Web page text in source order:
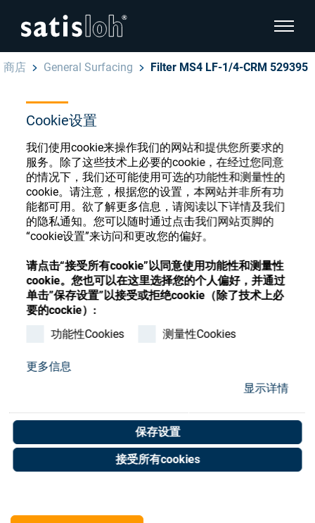
Cookie设置
我们使用cookie来操作我们的网站和提供您所要求的
服务。除了这些技术上必要的cookie，在经过您同意
的情况下，我们还可能使用可选的功能性和测量性的
cookie。请注意，根据您的设置，本网站并非所有功
能都可用。欲了解更多信息，请阅读以下详情及我们
的隐私通知。您可以随时通过点击我们网站页脚的
“cookie设置”来访问和更改您的偏好。
请点击“接受所有cookie”以同意使用功能性和测量性
cookie。您也可以在这里选择您的个人偏好，并通过
单击”保存设置”以接受或拒绝cookie（除了技术上必
要的cockie）:
功能性Cookies
测量性Cookies
更多信息
显示详情
保存设置
接受所有cookies
显示页
汉语
眼镜光学
精密光学
我们是谁
加入我们
隐藏页面导航
English
Deutsch
Español
Français
商店 General Surfacing Filter MS4 LF-1/4-CRM 529395
眼镜光学耗材商店
注册或登录以访问您的帐户，并了解我们的各
种眼镜光学耗材
注册 登录
Filter MS4 LF-1/4-CRM
529395
Art. No. 25050542
Unit of measure : Piece